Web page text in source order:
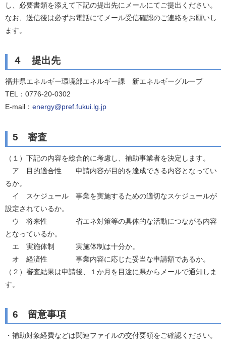
し、必要書類を添えて下記の提出先にメールにてご提出ください。
なお、送信後は必ずお電話にてメール受信確認のご連絡をお願いし
ます。
４ 提出先
福井県エネルギー環境部エネルギー課 新エネルギーグループ
TEL：0776-20-0302
E-mail： energy@pref.fukui.lg.jp
5 審査
（１）下記の内容を総合的に考慮し、補助事業者を決定します。
ア 目的適合性 申請内容が目的を達成できる内容となってい
るか。
イ スケジュール 事業を実施するための適切なスケジュールが
設定されているか。
ウ 将来性 省エネ対策等の具体的な活動につながる内容
となっているか。
エ 実施体制 実施体制は十分か。
オ 経済性 事業内容に応じた妥当な申請額であるか。
（２）審査結果は申請後、１か月を目途に県からメールで通知しま
す。
6 留意事項
・補助対象経費などは関連ファイルの交付要領をご確認ください。